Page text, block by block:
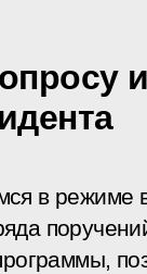
в режиме